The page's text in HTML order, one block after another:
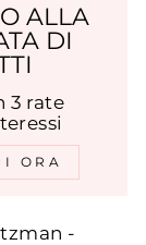
ALLA
DI
3 rate
ORA
-